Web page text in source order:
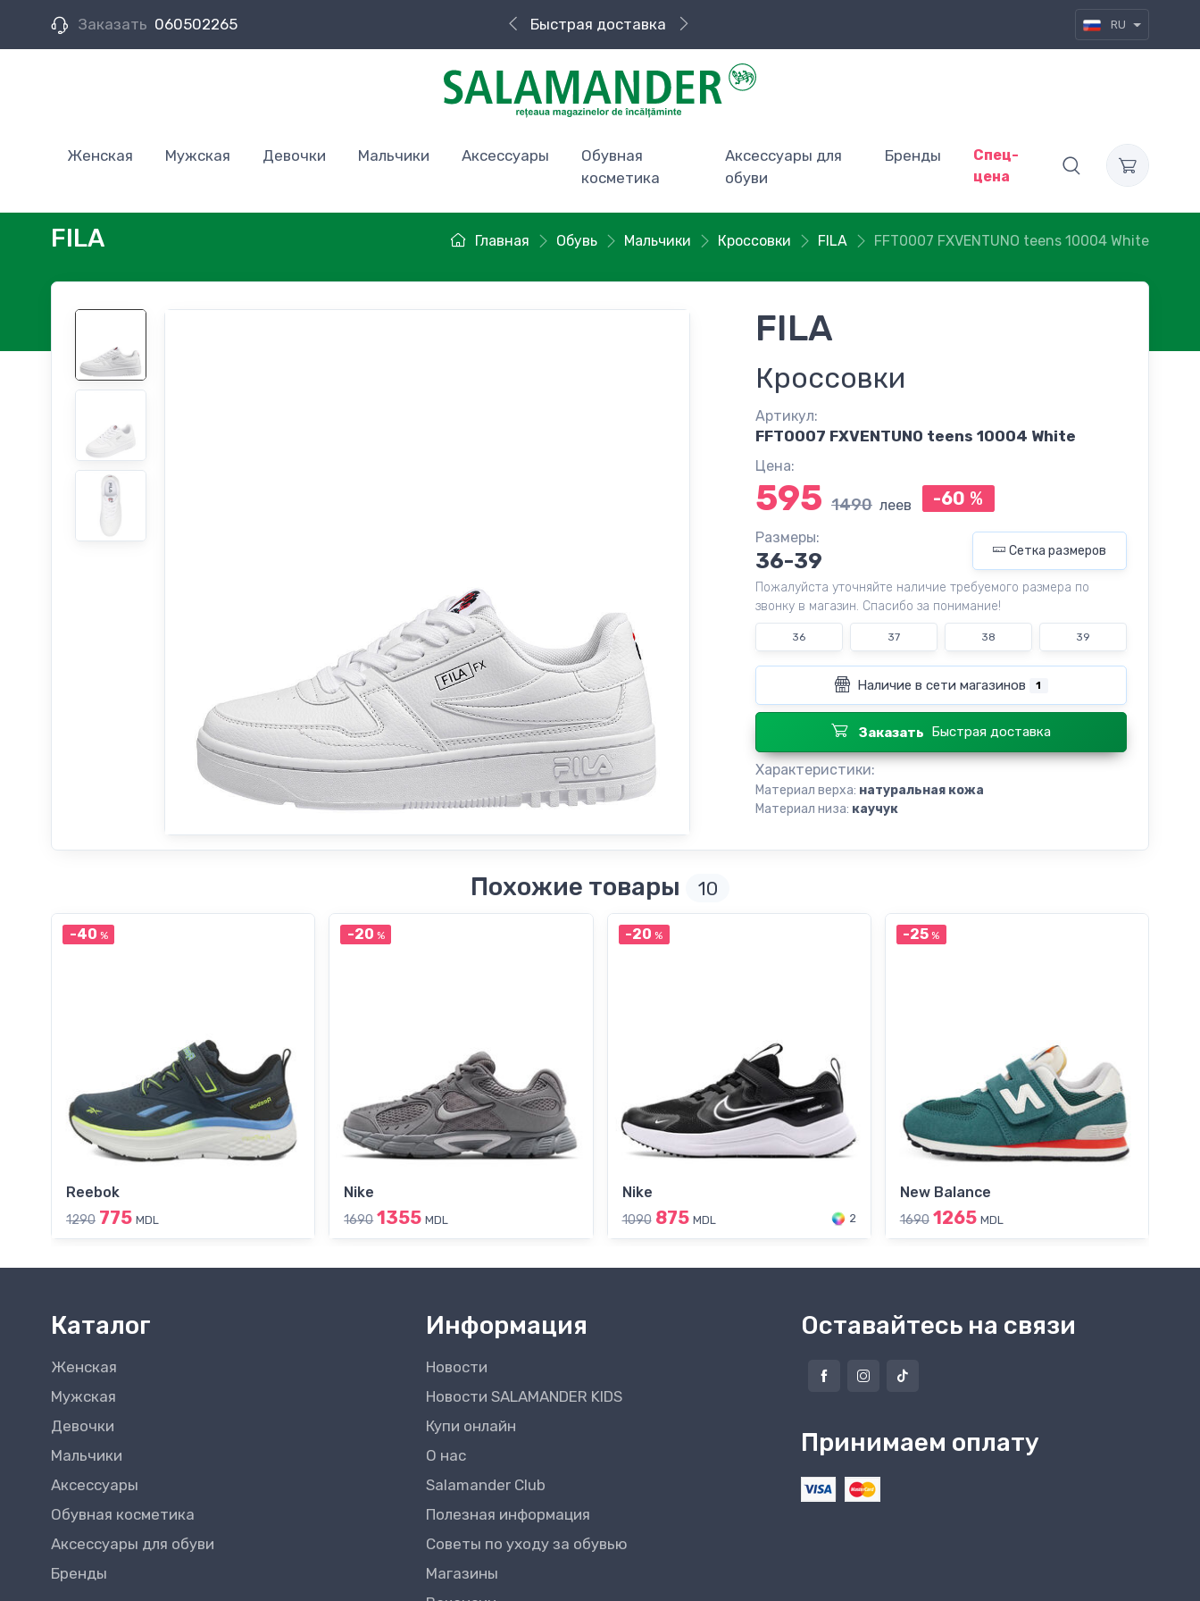
Заказать 060502265 Быстрая доставка RU
Женская Мужская Девочки Мальчики Аксессуары
Обувная
косметика
Аксессуары для
обуви
Бренды
Спец-
цена
Главная Обувь Мальчики Кроссовки FILA FFT0007 FXVENTUNO teens 10004 White
FILA
FILA
Кроссовки
Артикул:
FFT0007 FXVENTUNO teens 10004 White
Цена:
595 1490 леев -60 %
Размеры:
36-39 Сетка размеров
Пожалуйста уточняйте наличие требуемого размера по
звонку в магазин. Спасибо за понимание!
36 37 38 39
Наличие в сети магазинов 1
Заказать Быстрая доставка
Характеристики:
Материал верха: натуральная кожа
Материал низа: каучук
Похожие товары 10
-40 %
Reebok
1290 775 MDL
-20 %
Nike
1690 1355 MDL
-20 %
Nike
1090 875 MDL 2
-25 %
New Balance
1690 1265 MDL
Каталог
Женская
Мужская
Девочки
Мальчики
Аксессуары
Обувная косметика
Аксессуары для обуви
Бренды
Информация
Новости
Новости SALAMANDER KIDS
Купи онлайн
О нас
Salamander Club
Полезная информация
Советы по уходу за обувью
Магазины
Оставайтесь на связи
Принимаем оплату